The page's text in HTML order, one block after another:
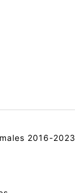
2016-2023